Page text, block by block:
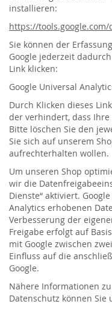
installieren:
https://
Sie können der
Google jederzeit
Link klicken:
Google Universal
Durch Klicken dieses
der verhindert, dass Ihre
Bitte löschen Sie den
Sie sich auf unserem
aufrechterhalten wollen.
Um unseren Shop
wir die
Dienste“ aktiviert.
Analytics erhobenen
Verbesserung der
Freigabe erfolgt auf
mit Google zwischen
Einfluss auf die
Google.
Nähere Informationen
Datenschutz können